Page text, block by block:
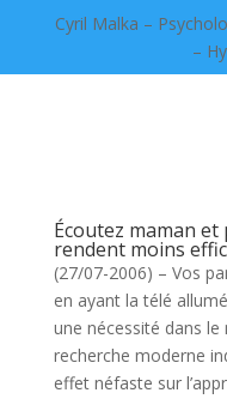
Cyril Malka –
–
Écoutez maman
rendent moins
(27/07-2006) – Vos
en ayant la télé
une nécessité dans le
recherche moderne
effet néfaste sur